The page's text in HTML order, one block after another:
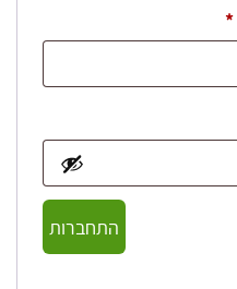
*חובה
התחברות